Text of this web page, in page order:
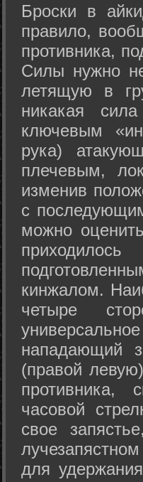
Броски в
правило,
противника,
Силы нужно
летящую в
никакая
ключевым
рука)
плечевым,
изменив
с
можно
кинжалом.
четыре
нападающий
(правой
противника,
часовой
свое
для